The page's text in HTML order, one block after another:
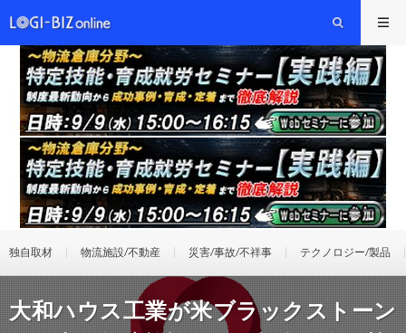
独自取材 物流施設/不動産 災害/事故/不祥事 テクノロジー/製品
大和ハウス工業が米ブラックストーン